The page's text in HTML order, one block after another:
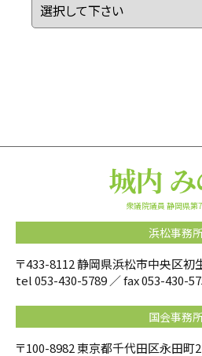
衆議院議員 静岡県第
浜松事務
〒433-8112 静岡県浜松市中央区初
tel053-430-5789 ／ fax 053-430-
国会事務
〒100-8982 東京都千代田区永田町